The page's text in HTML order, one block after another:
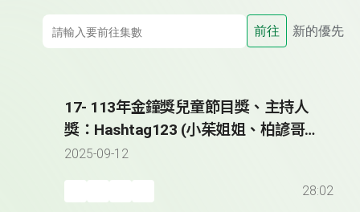
前往 新的優先
17- 113年金鐘獎兒童節目獎、主持人
獎：Hashtag123 (小茱姐姐、柏諺哥
哥)-3
2025-09-12
28:02